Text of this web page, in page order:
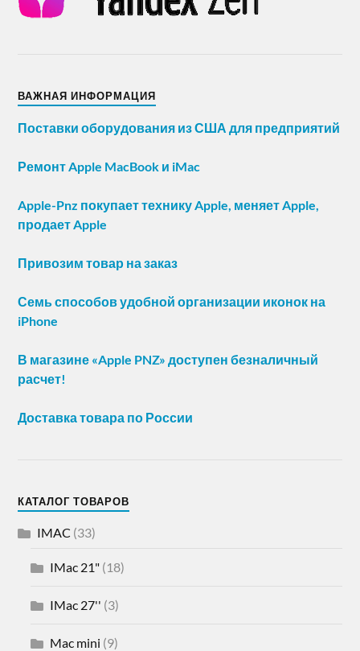
ВАЖНАЯ ИНФОРМАЦИЯ
Поставки оборудования из США для предприятий
Ремонт Apple MacBook и iMac
Apple-Pnz покупает технику Apple, меняет Apple,
продает Apple
Привозим товар на заказ
Семь способов удобной организации иконок на
iPhone
В магазине «Apple PNZ» доступен безналичный
расчет!
Доставка товара по России
КАТАЛОГ ТОВАРОВ
IMAC (33)
IMac 21" (18)
IMac 27'' (3)
Mac mini (9)